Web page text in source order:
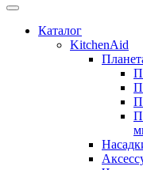
Каталог
KitchenAid